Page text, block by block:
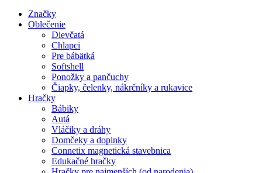
Značky
Oblečenie
Dievčatá
Chlapci
Pre bábätká
Softshell
Ponožky a pančuchy
Čiapky, čelenky, nákrčníky a rukavice
Hračky
Bábiky
Autá
Vláčiky a dráhy
Domčeky a doplnky
Connetix magnetická stavebnica
Edukačné hračky